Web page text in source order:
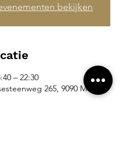
bekijken
– 22:30
265, 9090 Melle,